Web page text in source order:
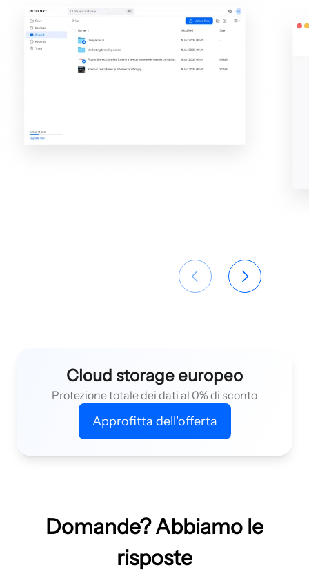
Cloud storage europeo
Protezione totale dei dati al 0% di sconto
Approfitta dell'offerta
Domande? Abbiamo le
risposte